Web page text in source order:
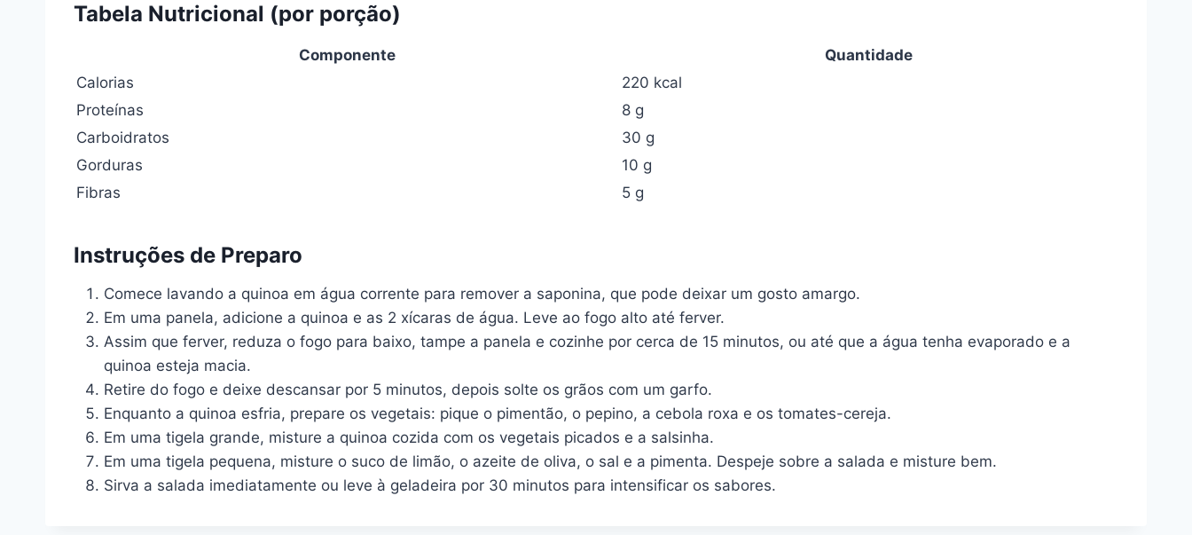
Tabela Nutricional (por porção)
Componente
Quantidade
Calorias
220 kcal
Proteínas
8 g
Carboidratos
30 g
Gorduras
10 g
Fibras
5 g
Instruções de Preparo
Comece lavando a quinoa em água corrente para remover a saponina, que pode deixar um gosto amargo.
Em uma panela, adicione a quinoa e as 2 xícaras de água. Leve ao fogo alto até ferver.
Assim que ferver, reduza o fogo para baixo, tampe a panela e cozinhe por cerca de 15 minutos, ou até que a água tenha evaporado e a
quinoa esteja macia.
Retire do fogo e deixe descansar por 5 minutos, depois solte os grãos com um garfo.
Enquanto a quinoa esfria, prepare os vegetais: pique o pimentão, o pepino, a cebola roxa e os tomates-cereja.
Em uma tigela grande, misture a quinoa cozida com os vegetais picados e a salsinha.
Em uma tigela pequena, misture o suco de limão, o azeite de oliva, o sal e a pimenta. Despeje sobre a salada e misture bem.
Sirva a salada imediatamente ou leve à geladeira por 30 minutos para intensificar os sabores.